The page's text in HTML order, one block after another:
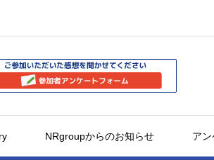
NRgroupからのお知らせ ア